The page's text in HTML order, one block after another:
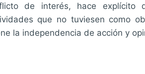
de interés, hace explícito
que no tuviesen como
la independencia de acción y